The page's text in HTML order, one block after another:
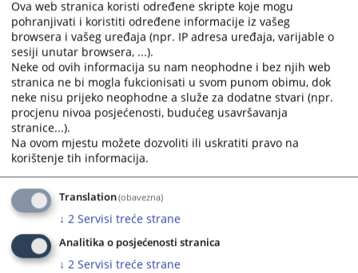
the
calendar
and
select
a
date.
Press
the
question
key
to
get
the
keyboard
the
calendar
and
select
a
date.
Press
the
question
to
get
the
keyboard
Ova web stranica koristi određene skripte koje mogu
pohranjivati i koristiti određene informacije iz vašeg
browsera i vašeg uređaja (npr. IP adresa uređaja, varijable o
sesiji unutar browsera, ...).
Neke od ovih informacija su nam neophodne i bez njih web
stranica ne bi mogla fukcionisati u svom punom obimu, dok
neke nisu prijeko neophodne a služe za dodatne stvari (npr.
procjenu nivoa posjećenosti, budućeg usavršavanja
stranice...).
Na ovom mjestu možete dozvoliti ili uskratiti pravo na
korištenje tih informacija.
Translation(obavezna)
↓ 2 Servisi treće strane
Analitika o posjećenosti stranica
↓ 2 Servisi treće strane